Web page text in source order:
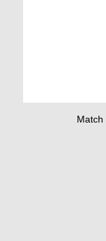
Match